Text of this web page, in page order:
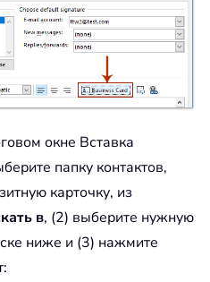
окне Вставка
папку контактов,
карточку, из
в, (2) выберите нужную
ниже и (3) нажмите